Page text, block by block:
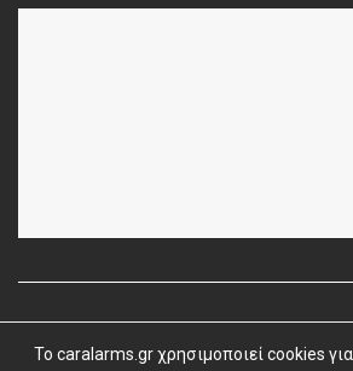
Όροι Χρήσης|Όροι & Προϋποθέσεις|
To caralarms.gr χρησιμοποιεί cookies